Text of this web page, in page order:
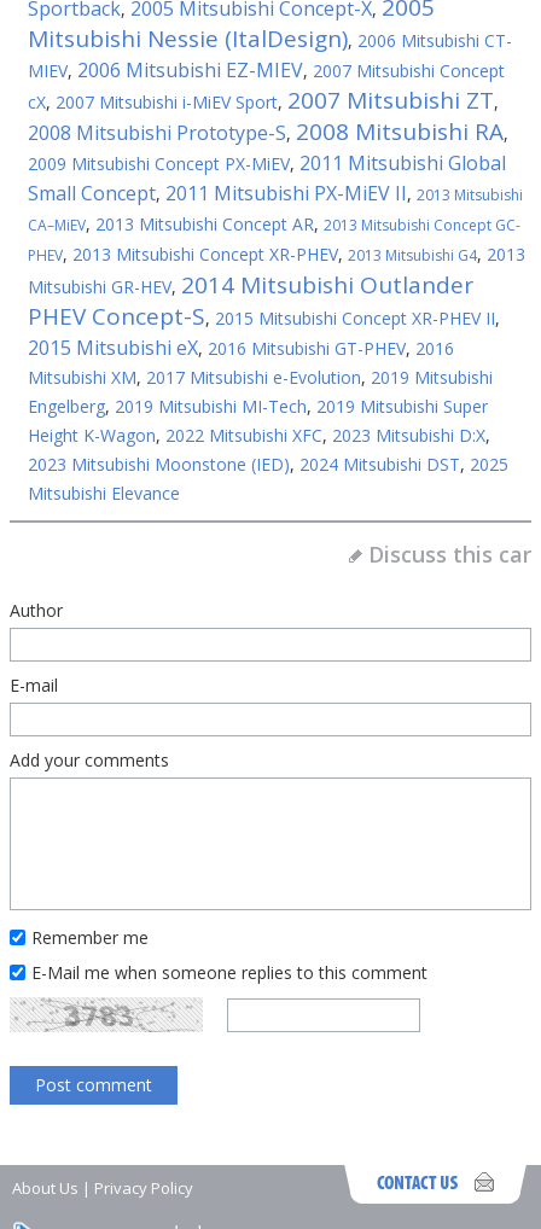
Sportback, 2005 Mitsubishi Concept-X, 2005
Mitsubishi Nessie (ItalDesign), 2006 Mitsubishi CT-
MIEV, 2006 Mitsubishi EZ-MIEV, 2007 Mitsubishi Concept
cX, 2007 Mitsubishi i-MiEV Sport, 2007 Mitsubishi ZT,
2008 Mitsubishi Prototype-S, 2008 Mitsubishi RA,
2009 Mitsubishi Concept PX-MiEV, 2011 Mitsubishi Global
Small Concept, 2011 Mitsubishi PX-MiEV II, 2013 Mitsubishi
CA–MiEV, 2013 Mitsubishi Concept AR, 2013 Mitsubishi Concept GC-
PHEV, 2013 Mitsubishi Concept XR-PHEV, 2013 Mitsubishi G4, 2013
Mitsubishi GR-HEV, 2014 Mitsubishi Outlander
PHEV Concept-S, 2015 Mitsubishi Concept XR-PHEV II,
2015 Mitsubishi eX, 2016 Mitsubishi GT-PHEV, 2016
Mitsubishi XM, 2017 Mitsubishi e-Evolution, 2019 Mitsubishi
Engelberg, 2019 Mitsubishi MI-Tech, 2019 Mitsubishi Super
Height K-Wagon, 2022 Mitsubishi XFC, 2023 Mitsubishi D:X,
2023 Mitsubishi Moonstone (IED), 2024 Mitsubishi DST, 2025
Mitsubishi Elevance
Discuss this car
Author
E-mail
Add your comments
Remember me
E-Mail me when someone replies to this comment
About Us | Privacy Policy